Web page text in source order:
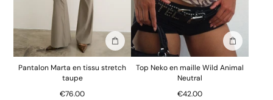
Ajouter au sac
Pantalon Marta en tissu stretch
taupe
€76.00
Ajouter au
Top Neko en maille Wild Animal
Neutral
€42.00